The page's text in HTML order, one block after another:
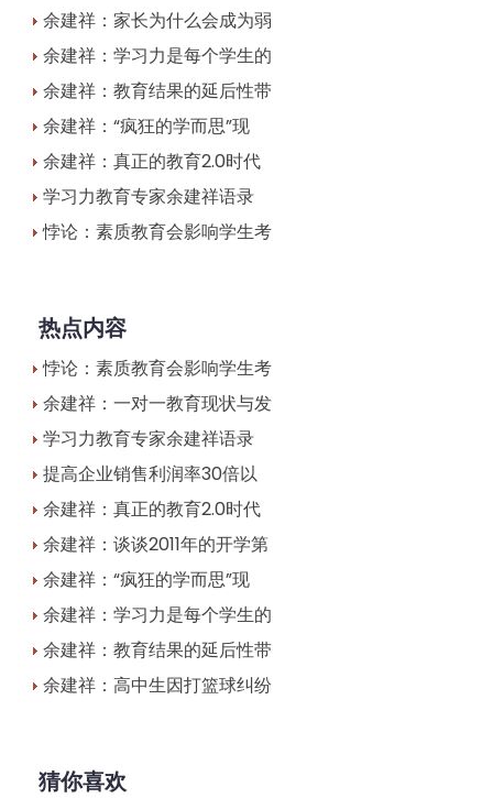
余建祥：家长为什么会成为弱
余建祥：学习力是每个学生的
余建祥：教育结果的延后性带
余建祥：“疯狂的学而思”现
余建祥：真正的教育2.0时代
学习力教育专家余建祥语录
悖论：素质教育会影响学生考
热点内容
悖论：素质教育会影响学生考
余建祥：一对一教育现状与发
学习力教育专家余建祥语录
提高企业销售利润率30倍以
余建祥：真正的教育2.0时代
余建祥：谈谈2011年的开学第
余建祥：“疯狂的学而思”现
余建祥：学习力是每个学生的
余建祥：教育结果的延后性带
余建祥：高中生因打篮球纠纷
猜你喜欢